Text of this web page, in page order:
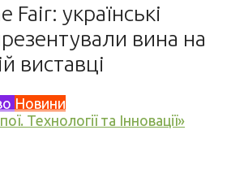
Fair: українські
вина на
виставці
Новини
Технології та Інновації»